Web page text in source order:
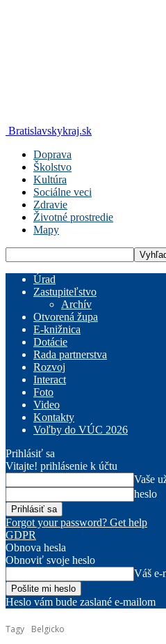
Bratislavskykraj.sk
Doprava
Školstvo
Kultúra
Sociálne veci
Zdravie
Životné prostredie
Mapy
Úrad
Zastupiteľstvo
Archív
Otvorená župa
E-knižnica
Dotácie
Rada partnerstva
Rozvoj
Interact
Foto
Video
Kontakty
Voľby do VÚC 2026
Prihlásiť sa
Vitajte! prihlásenie k účtu
Vaše
heslo
Forgot your password? Get help
GDPR
Obnova hesla
Obnoviť svoje heslo
Váš e-
Heslo vám bude zaslané e-mailom
Tagy Belgicko